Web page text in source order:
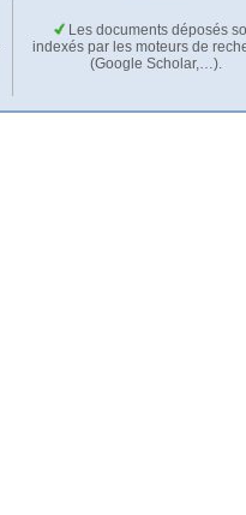
Les documents déposés
indexés par les moteurs de
(Google Scholar,…).